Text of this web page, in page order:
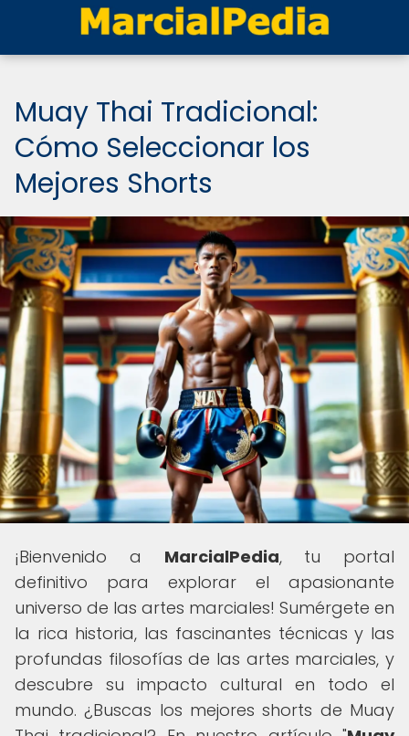
Muay Thai Tradicional:
Cómo Seleccionar los
Mejores Shorts
¡Bienvenido a MarcialPedia, tu portal
definitivo para explorar el apasionante
universo de las artes marciales! Sumérgete en
la rica historia, las fascinantes técnicas y las
profundas filosofías de las artes marciales, y
descubre su impacto cultural en todo el
mundo. ¿Buscas los mejores shorts de Muay